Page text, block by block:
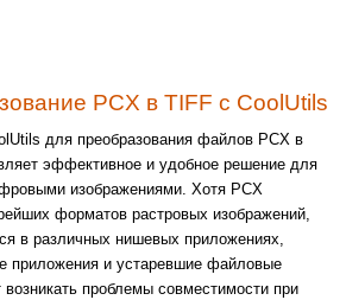
PCX в TIFF с CoolUtils
для преобразования файлов PCX в
эффективное и удобное решение для
изображениями. Хотя PCX
форматов растровых изображений,
в различных нишевых приложениях,
приложения и устаревшие файловые
проблемы совместимости при